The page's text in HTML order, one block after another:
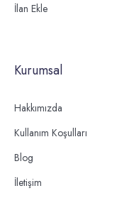
İlan Ekle
Kurumsal
Hakkımızda
Kullanım Koşulları
Blog
İletişim